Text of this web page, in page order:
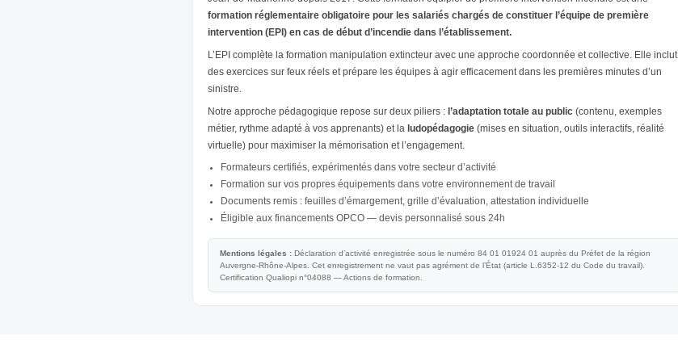
formation réglementaire obligatoire pour les salariés chargés de constituer l’équipe de première
intervention (EPI) en cas de début d’incendie dans l’établissement.
L’EPI complète la formation manipulation extincteur avec une approche coordonnée et collective. Elle inclut
des exercices sur feux réels et prépare les équipes à agir efficacement dans les premières minutes d’un
sinistre.
Notre approche pédagogique repose sur deux piliers : l’adaptation totale au public (contenu, exemples
métier, rythme adapté à vos apprenants) et la ludopédagogie (mises en situation, outils interactifs, réalité
virtuelle) pour maximiser la mémorisation et l’engagement.
Formateurs certifiés, expérimentés dans votre secteur d’activité
Formation sur vos propres équipements dans votre environnement de travail
Documents remis : feuilles d’émargement, grille d’évaluation, attestation individuelle
Éligible aux financements OPCO — devis personnalisé sous 24h
Mentions légales : Déclaration d’activité enregistrée sous le numéro 84 01 01924 01 auprès du Préfet de la région
Auvergne-Rhône-Alpes. Cet enregistrement ne vaut pas agrément de l’État (article L.6352-12 du Code du travail).
Certification Qualiopi n°04088 — Actions de formation.